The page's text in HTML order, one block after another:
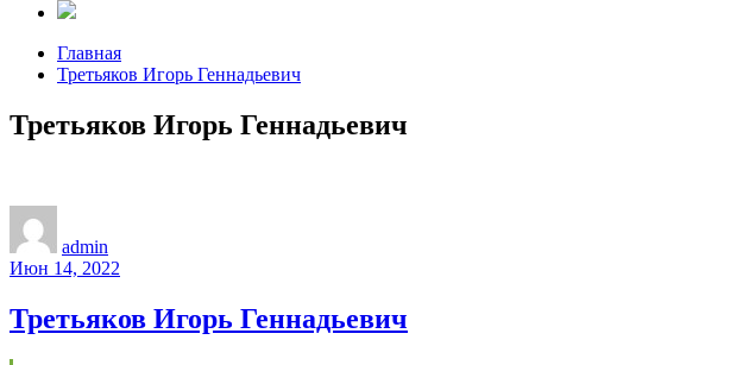
Главная
Третьяков Игорь Геннадьевич
Третьяков Игорь Геннадьевич
admin
Июн 14, 2022
Третьяков Игорь Геннадьевич